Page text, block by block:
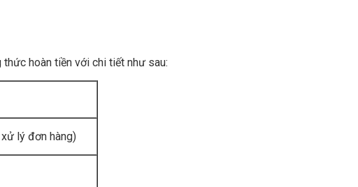
hoàn tiền với chi tiết như sau:
lý đơn hàng)